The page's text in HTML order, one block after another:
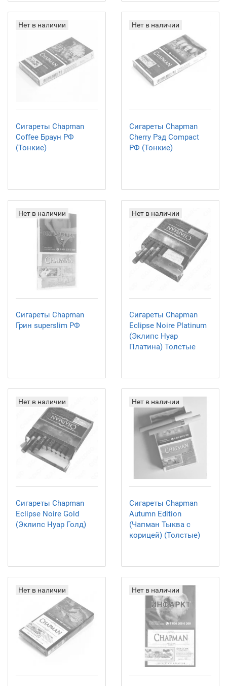
Нет в наличии
Сигареты Chapman
Coffee Браун РФ
(Тонкие)
Нет в наличии
Сигареты Chapman
Cherry Рэд Compact
РФ (Тонкие)
Нет в наличии
Сигареты Chapman
Грин superslim РФ
Нет в наличии
Сигареты Chapman
Eclipse Noire Platinum
(Эклипс Нуар
Платина) Толстые
Нет в наличии
Сигареты Chapman
Eclipse Noire Gold
(Эклипс Нуар Голд)
Нет в наличии
Сигареты Chapman
Autumn Edition
(Чапман Тыква с
корицей) (Толстые)
Нет в наличии Нет в наличии